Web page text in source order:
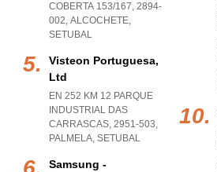
COBERTA 153/167, 2894-
002, ALCOCHETE,
SETUBAL
Visteon Portuguesa,
Ltd
EN 252 KM 12 PARQUE
INDUSTRIAL DAS
CARRASCAS, 2951-503,
PALMELA, SETUBAL
Samsung -